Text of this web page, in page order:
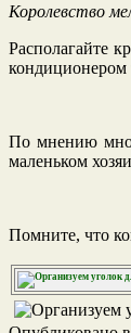
Королевство
Располагайте
кондиционером
По мнению
маленьком
Помните, что